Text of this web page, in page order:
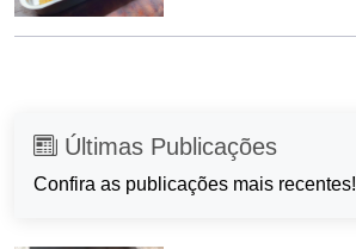
Últimas Publicações
Confira as publicações mais recentes!